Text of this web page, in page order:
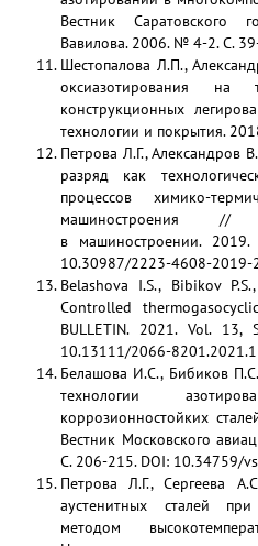
Вестник Саратовского
Вавилова. 2006. № 4-2. C.
Шестопалова Л.П.,
оксиазотирования на
конструкционных
технологии и покрытия.
Петрова Л.Г., Александров
разряд как
процессов химико-
машиностроения //
в машиностроении.
10.30987/2223-4608-2019-
Belashova I.S., Bibikov
Controlled
BULLETIN. 2021. Vol. 13,
10.13111/2066-
Белашова И.С., Бибиков
технологии
коррозионностойких
Вестник Московского
С. 206-215. DOI: 10.34759/
Петрова Л.Г., Сергеева
аустенитных сталей
методом